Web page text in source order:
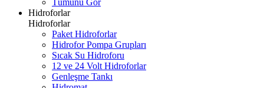
Tümünü Gör
Hidroforlar
Hidroforlar
Paket Hidroforlar
Hidrofor Pompa Grupları
Sıcak Su Hidroforu
12 ve 24 Volt Hidroforlar
Genleşme Tankı